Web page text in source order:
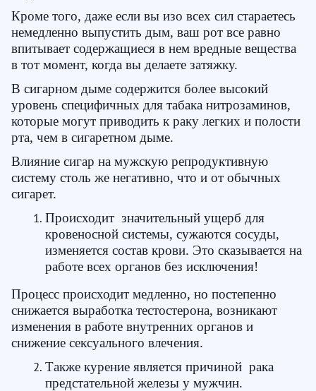
Кроме того, даже если вы изо всех сил стараетесь
немедленно выпустить дым, ваш рот все равно
впитывает содержащиеся в нем вредные вещества
в тот момент, когда вы делаете затяжку.
В сигарном дыме содержится более высокий
уровень специфичных для табака нитрозаминов,
которые могут приводить к раку легких и полости
рта, чем в сигаретном дыме.
Влияние сигар на мужскую репродуктивную
систему столь же негативно, что и от обычных
сигарет.
Происходит значительный ущерб для
кровеносной системы, сужаются сосуды,
изменяется состав крови. Это сказывается на
работе всех органов без исключения!
Процесс происходит медленно, но постепенно
снижается выработка тестостерона, возникают
изменения в работе внутренних органов и
снижение сексуального влечения.
Также курение является причиной рака
предстательной железы у мужчин.